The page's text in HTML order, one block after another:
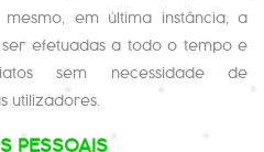
mesmo, em última instância, a
efetuadas a todo o tempo e
sem necessidade de
utilizadores.
PESSOAIS